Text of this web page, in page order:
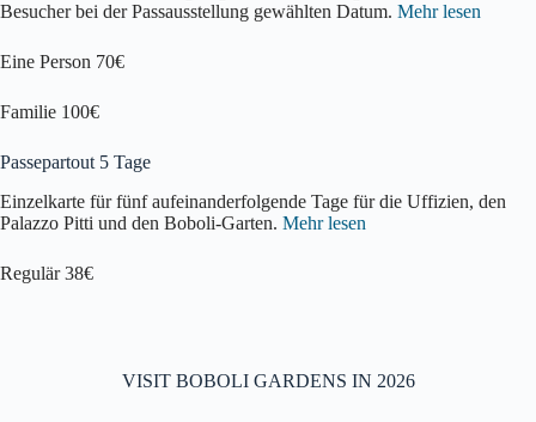
Besucher bei der Passausstellung gewählten Datum. Mehr lesen
Eine Person 70€
Familie 100€
Passepartout 5 Tage
Einzelkarte für fünf aufeinanderfolgende Tage für die Uffizien, den
Palazzo Pitti und den Boboli-Garten. Mehr lesen
Regulär 38€
VISIT BOBOLI GARDENS IN 2026